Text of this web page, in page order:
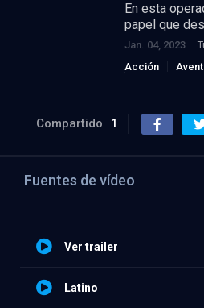
En esta
papel que
Jan. 04, 2023
Acción
Compartido 1
Fuentes de vídeo
Ver trailer
Latino